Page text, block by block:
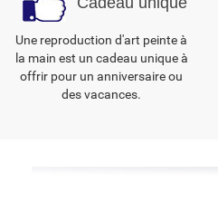
Une reproduction d'art peinte à
la main est un cadeau unique à
offrir pour un anniversaire ou
des vacances.